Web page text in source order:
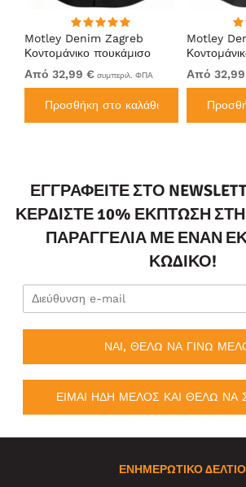
Motley Denim Zagreb
Κοντομάνικο πουκάμισο
Μαύρο
Από 32,99 € συμπεριλ. ΦΠΑ
Προσθήκη στο καλάθι
Motley
Ανθρακί
Από
ΕΓΓΡΑΦΕΊΤΕ ΣΤΟ
ΚΕΡΔΊΣΤΕ 10% ΈΚΠΤΩΣΗ
ΠΑΡΑΓΓΕΛΊΑ ΜΕ ΈΝΑΝ
ΚΩΔΙΚΌ!
ΝΑΙ, ΘΕΛΩ ΝΑ ΓΙΝΩ
ΕΙΜΑΙ ΗΔΗ ΜΕΛΟΣ ΚΑΙ ΘΕΛΩ ΝΑ
ΕΝΗΜΕΡΩΤΙΚΌ ΔΕΛΤΊΟ